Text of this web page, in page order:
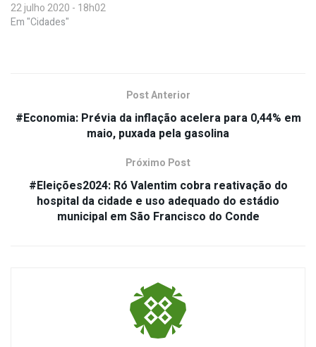
22 julho 2020 - 18h02
Em "Cidades"
Post Anterior
#Economia: Prévia da inflação acelera para 0,44% em
maio, puxada pela gasolina
Próximo Post
#Eleições2024: Ró Valentim cobra reativação do
hospital da cidade e uso adequado do estádio
municipal em São Francisco do Conde